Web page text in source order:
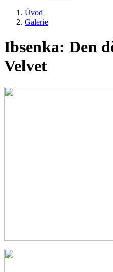
Drobečková
navigace
Úvod
Galerie
Ibsenka: Den
Velvet